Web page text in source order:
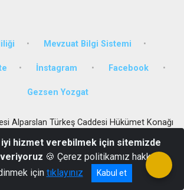
Mevzuat Bilgi Sistemi
İnstagram Facebook
Gezsen Yozgat
Alparslan Türkeş Caddesi Hükümet Konağı
415 55 61 - 415 21 39 Fax :0 (354) 415 21 38
hizmet verebilmek için sitemizde
🍪 Çerez politikamız hakkında
için tıklayınız Kabul et